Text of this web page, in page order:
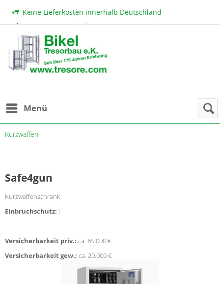
Keine Lieferkosten innerhalb Deutschland
Beratung & Verkauf:+49 (0) 7131 222 11|
bikel@tresore.com
Günstige Preise
Menü
Kurzwaffen
Safe4gun
Kurzwaffenschrank
Einbruchschutz: I
Versicherbarkeit priv.: ca. 65.000 €
Versicherbarkeit gew.: ca. 20.000 €